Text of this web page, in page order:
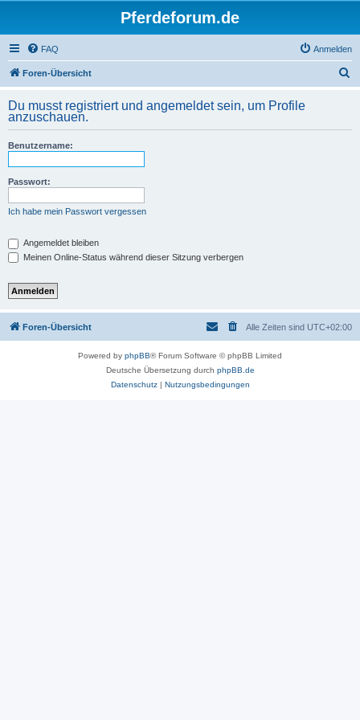
Pferdeforum.de
FAQ Anmelden
Foren-Übersicht
h
Du musst registriert und angemeldet sein, um Profile
anzuschauen.
Benutzername:
Passwort:
Ich habe mein Passwort vergessen
Angemeldet bleiben
Meinen Online-Status während dieser Sitzung verbergen
Foren-Übersicht Alle Zeiten sind UTC+02:00
Powered by phpBB® Forum Software © phpBB Limited
Deutsche Übersetzung durch phpBB.de
Datenschutz| Nutzungsbedingungen